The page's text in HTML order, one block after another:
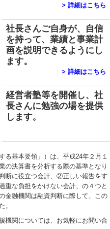
> 詳細はこちら
社長さんご自身が、自信
を持って、業績と事業計
画を説明できるようにし
ます。
> 詳細はこちら
経営者塾等を開催 し、 社
長さんに勉強の場を提供
します。
基本要領」）は、平成24年２月１
の決算書を分析する際の基準となり
断に役立つ会計、②正しい報告をす
な負担をかけない会計、の４つと
金融機関は融資判断に際して、この
。
機関については、お気軽にお問い合